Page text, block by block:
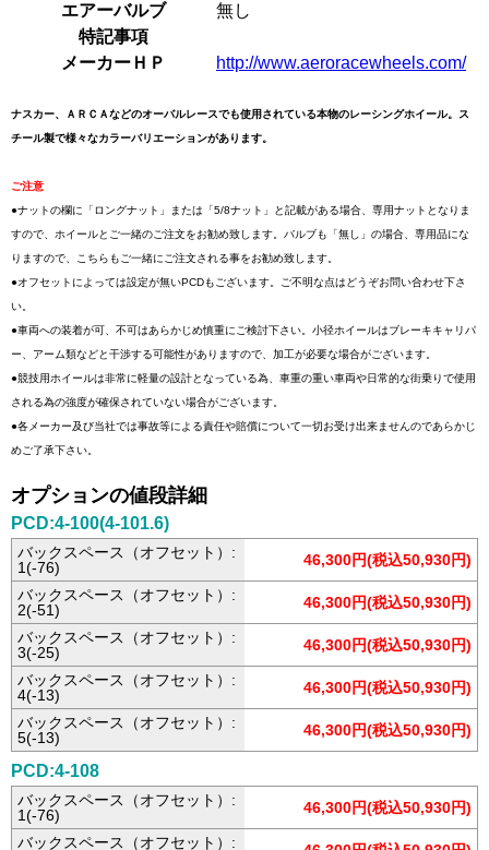
エアーバルブ
無し
特記事項
メーカーＨＰ
http://www.aeroracewheels.com/
ナスカー、ＡＲＣＡなどのオーバルレースでも使用されている本物のレーシングホイール。ス
チール製で様々なカラーバリエーションがあります。
ご注意
●ナットの欄に「ロングナット」または「5/8ナット」と記載がある場合、専用ナットとなりま
すので、ホイールとご一緒のご注文をお勧め致します。バルブも「無し」の場合、専用品にな
りますので、こちらもご一緒にご注文される事をお勧め致します。
●オフセットによっては設定が無いPCDもございます。ご不明な点はどうぞお問い合わせ下さ
い。
●車両への装着が可、不可はあらかじめ慎重にご検討下さい。小径ホイールはブレーキキャリパ
ー、アーム類などと干渉する可能性がありますので、加工が必要な場合がございます。
●競技用ホイールは非常に軽量の設計となっている為、車重の重い車両や日常的な街乗りで使用
される為の強度が確保されていない場合がございます。
●各メーカー及び当社では事故等による責任や賠償について一切お受け出来ませんのであらかじ
めご了承下さい。
オプションの値段詳細
PCD:4-100(4-101.6)
バックスペース（オフセット）:
1(-76)
46,300円(税込50,930円)
バックスペース（オフセット）:
2(-51)
46,300円(税込50,930円)
バックスペース（オフセット）:
3(-25)
46,300円(税込50,930円)
バックスペース（オフセット）:
4(-13)
46,300円(税込50,930円)
バックスペース（オフセット）:
5(-13)
46,300円(税込50,930円)
PCD:4-108
バックスペース（オフセット）:
1(-76)
46,300円(税込50,930円)
バックスペース（オフセット）: